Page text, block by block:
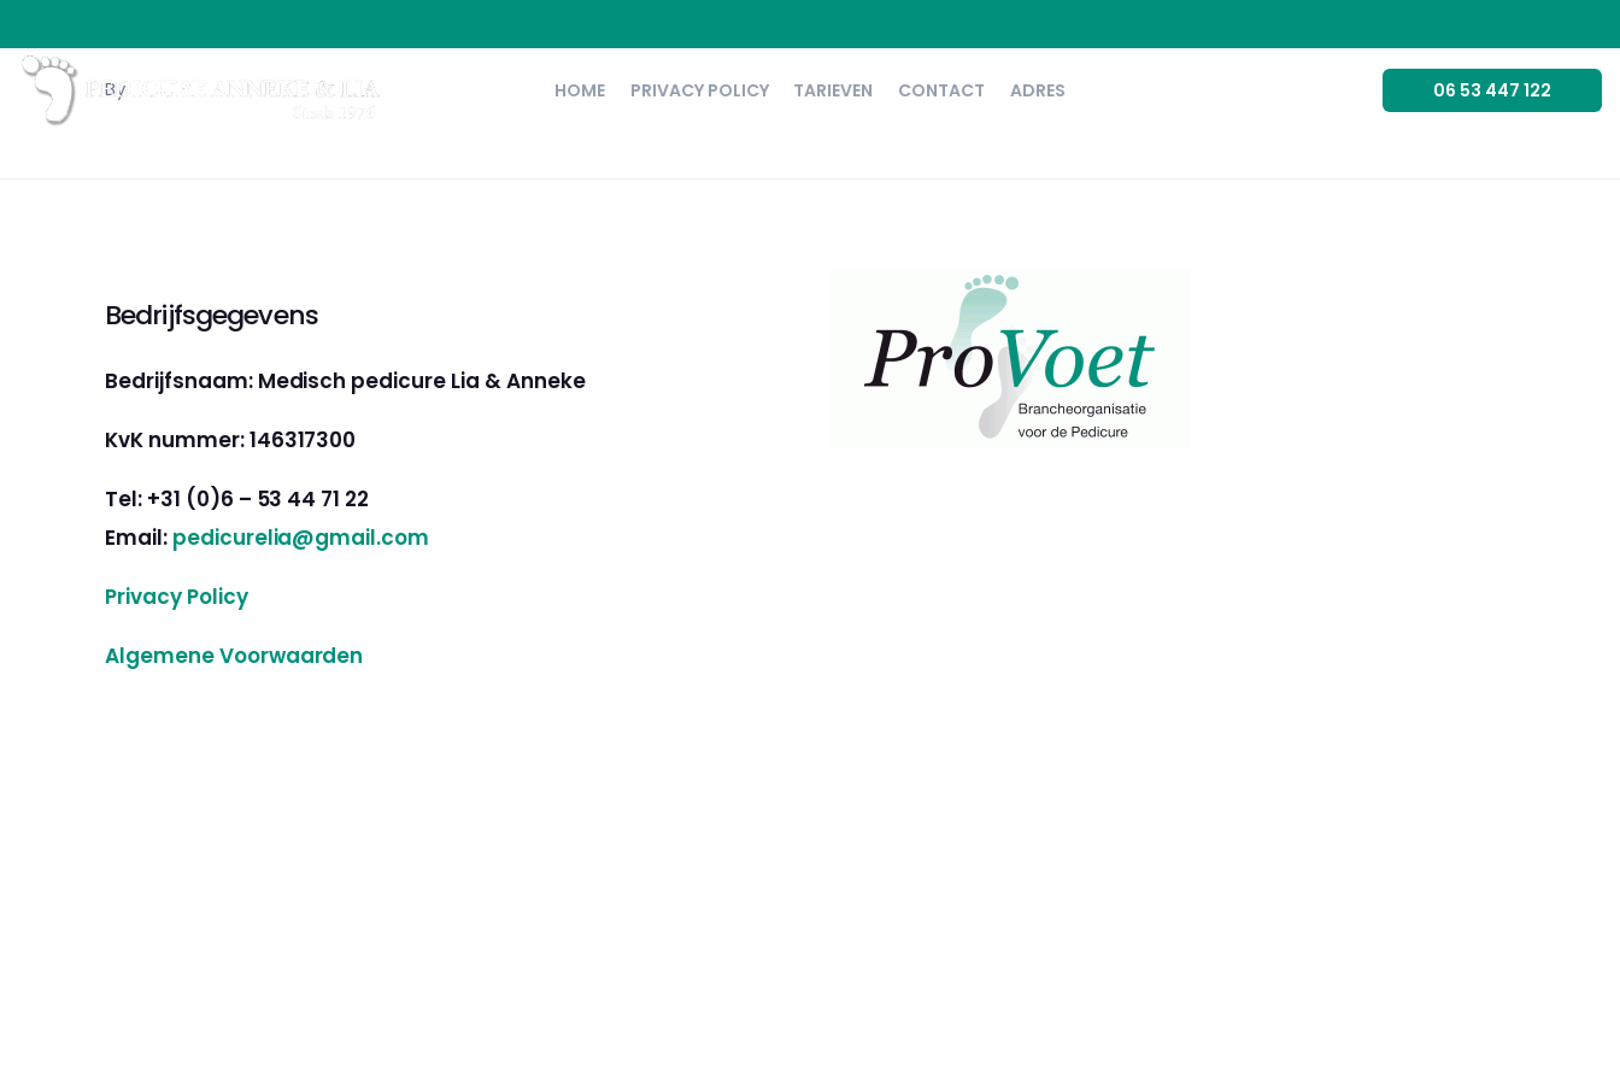
HOME PRIVACY POLICY TARIEVEN CONTACT ADRES 06 53 447 122
By
Bedrijfsgegevens
Bedrijfsnaam: Medisch pedicure Lia & Anneke
KvK nummer: 146317300
Tel: +31 (0)6 – 53 44 71 22
Email: pedicurelia@gmail.com
Privacy Policy
Algemene Voorwaarden